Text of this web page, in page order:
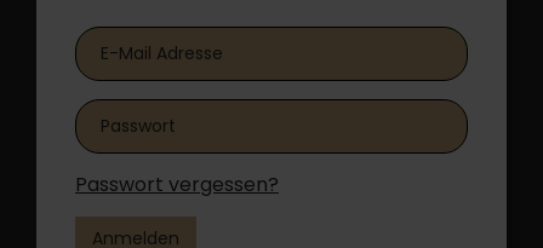
Passwort vergessen?
Anmelden